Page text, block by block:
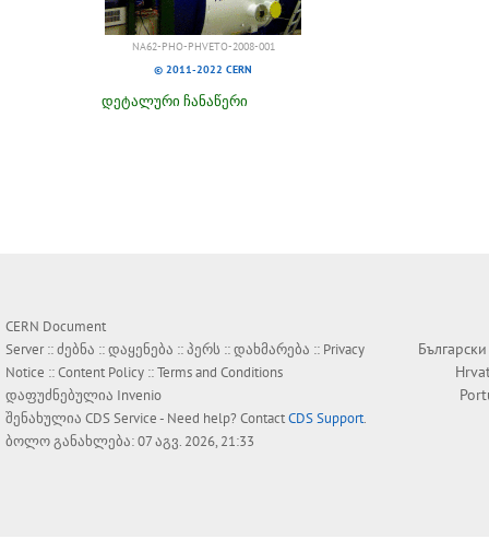
NA62-PHO-PHVETO-2008-001
© 2011-2022 CERN
დეტალური ჩანაწერი
CERN Document
Server ::ძებნა ::დაყენება ::პერს ::დახმარება :: Privacy
Notice ::Content Policy ::Terms and Conditions
დაფუძნებულია Invenio
შენახულია CDS Service- Need help? ContactCDS Support.
ბოლო განახლება: 07 აგვ. 2026, 21:33
Български